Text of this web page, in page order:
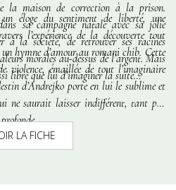
la maison de correction à la prison.
sa campagne natale avec sa jolie
à la société, de retrouver ses racines
morales au-dessus de l’argent. Mais
libre que lui d’imaginer la suite…
éloge du sentiment de liberté, une
l’expérience de la découverte tout
hymne d’amour au romani chib. Cette
violence, émaillée de tout l’imaginaire
d’Andrejko porte en lui le sublime et
ne saurait laisser indifférent, tant par
LA FICHE